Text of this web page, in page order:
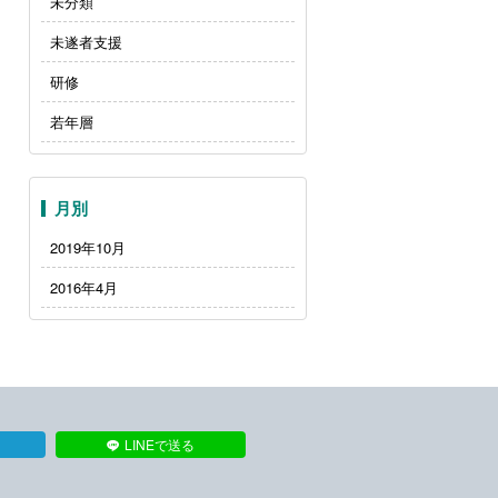
未遂者支援
研修
若年層
月別
2019年10月
2016年4月
LINEで送る